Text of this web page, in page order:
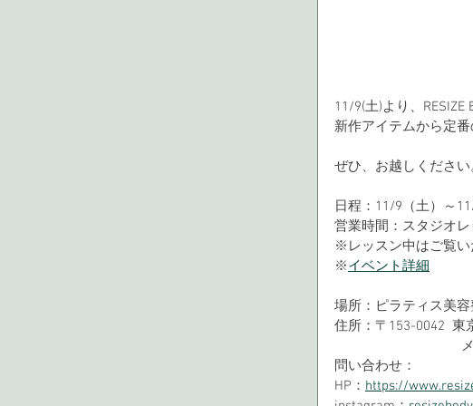
11/9(土)より、RESIZE
新作アイテムから定
ぜひ、お越しください
日程：11/9（土）～
営業時間：スタジオ
※レッスン中はご覧い
※イベント詳細
場所：ピラティス美容
住所：〒153-0042  東
問い合わせ：
HP： https://